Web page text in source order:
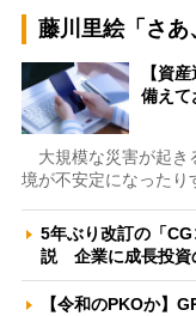
藤川里絵「さあ
【資
備え
大規模な災害が起き
境が不安定になった
5年ぶり改訂の「
説 企業に成長投資
【令和のPKOか】